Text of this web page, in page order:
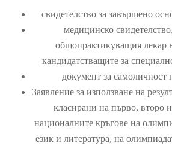
свидетелство за завършено
медицинско
общопрактикуващия лекар
кандидатстващите за
документ за самоличност
Заявление за използване на
класирани на първо, второ
националните кръгове на
език и литература, на